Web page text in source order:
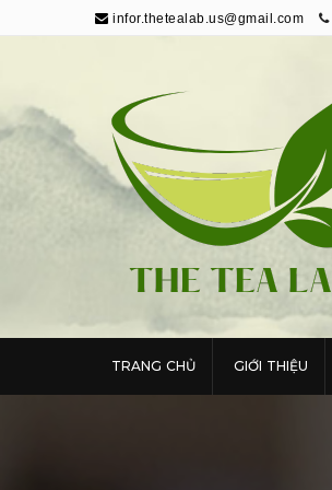
infor.thetealab.us@gmail.com
The Tea Lab
Trang Thông Tin Về Trà
TRANG CHỦ GIỚI THIỆU